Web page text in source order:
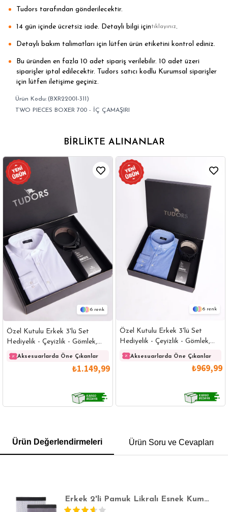
Tudors tarafından gönderilecektir.
14 gün içinde ücretsiz iade. Detaylı bilgi içintıklayınız.
Detaylı bakım talimatları için lütfen ürün etiketini kontrol ediniz.
Bu üründen en fazla 10 adet sipariş verilebilir. 10 adet üzeri
siparişler iptal edilecektir. Tudors satıcı kodlu Kurumsal siparişler
için lütfen iletişime geçiniz.
(BXR22001-311)
TWO PIECES BOXER 700 - İÇ ÇAMAŞIRI
BIRLIKTE ALINANLAR
6
Özel Kutulu Erkek 3'lü Set
Hediyelik - Çeyizlik - Gömlek,
Parfüm Ve Kemer Seti
Aksesuarlarda Öne Çıkanlar
₺1.149,99
6
Özel Kutulu Erkek 3'lü Set
Hediyelik - Çeyizlik - Gömlek,
Parfüm Ve Kemer Seti
Aksesuarlarda Öne Çıkanlar
₺969,99
POLO YAKA T-SHIRT KEMER BOXER
Ürün Değerlendirmeleri Ürün Soru ve Cevapları
Erkek 2'li Pamuk Likralı Esnek Kumaş Boxer